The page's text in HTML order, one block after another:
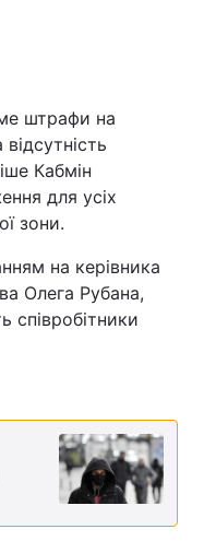
штрафи на
Кабмін
для усіх
зони.
на керівника
Олега Рубана,
співробітники